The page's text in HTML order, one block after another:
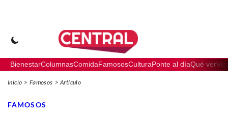
BienestarColumnasComidaFamososCulturaPonte al díaQué ver
Inicio Famosos Artículo
FAMOSOS